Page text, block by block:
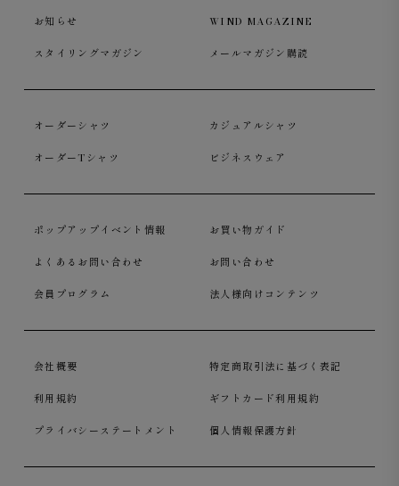
2WAYストレッチ カーキ
お知らせ WIND MAGAZINE
スタイリングマガジン メールマガジン購読
オーダーシャツ カジュアルシャツ
オーダーTシャツ ビジネスウェア
ポップアップイベント情報 お買い物ガイド
よくあるお問い合わせ お問い合わせ
会員プログラム 法人様向けコンテンツ
会社概要 特定商取引法に基づく表記
利用規約 ギフトカード利用規約
プライバシーステートメント 個人情報保護方針